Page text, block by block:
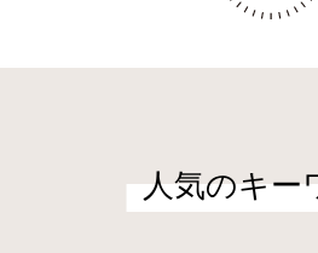
人気のキー